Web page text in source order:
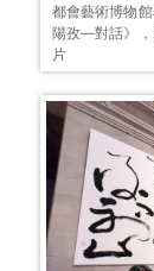
都會藝術博物
陽孜—對話》，
片